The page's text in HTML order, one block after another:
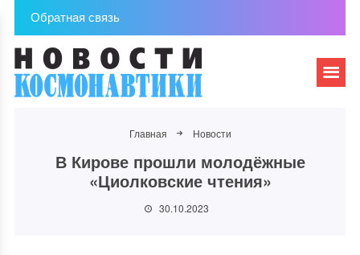
Обратная связь
Главная Новости
В Кирове прошли молодёжные
«Циолковские чтения»
30.10.2023